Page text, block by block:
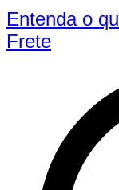
Entenda o
Frete